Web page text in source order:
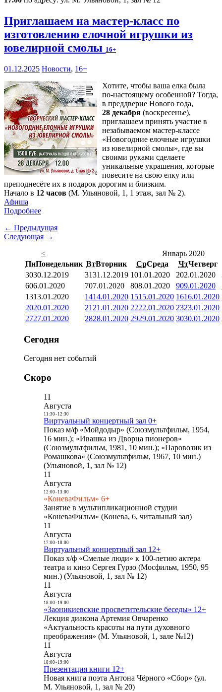
Приглашаем на мастер-класс по
изготовлению елочной игрушки из
ювелирной смолы 16+
01.12.2025 Новости, 16+
Хотите, чтобы ваша елка была
по-настоящему особенной? Тогда,
в преддверие Нового года,
28 декабря (воскресенье),
приглашаем принять участие в
незабываемом мастер-классе
«Новогодние елочные игрушки
из ювелирной смолы», где вы
своими руками сделаете
уникальные украшения, которые
повесите на свою елку или
преподнесёте их в подарок дорогим и близким.
Начало в 12 часов (М. Ульяновой, 1, 1 этаж, зал № 2).
Афиша
Подробнее
← Предыдущая
Следующая →
<
Январь 2020
ПнПонедельник ВтВторник СрСреда ЧтЧетверг
3030.12.2019 3131.12.2019 101.01.2020 202.01.2020
606.01.2020 707.01.2020 808.01.2020 909.01.2020
1313.01.2020 1414.01.2020 1515.01.2020 1616.01.2020
2020.01.2020 21 21.01.2020 2222.01.2020 2323.01.2020
2727.01.2020 2828.01.2020 2929.01.2020 3030.01.2020
Сегодня
Сегодня нет событий
Скоро
11
Августа
11:30- 12:30
Виртуальный концертный зал 0+
Показ м/ф «Мойдодыр» (Союзмультфильм, 1954,
16 мин.); «Ивашка из Дворца пионеров»
(Союзмультфильм, 1981, 10 мин.); «Паровозик из
Ромашкова» (Союзмультфильм, 1967, 10 мин.)
(Ульяновой, 1, зал № 12)
11
Августа
12:00- 13:00
«КоневаФильм» 6+
Занятие в мультипликационной студии
«КоневаФильм» (Конева, 6, читальный зал)
11
Августа
17:00- 18:00
Виртуальный концертный зал 12+
Показ х/ф «Смелые люди» к 100-летию актера
театра и кино Сергея Гурзо (Мосфильм, 1950, 95
мин.) (Ульяновой, 1, зал № 12)
11
Августа
18:00- 19:00
«Заоникиевские просветительские беседы» 12+
Лекция диакона Артемия Овчаренко
«Актуальность красоты на пути духовного
преображения» (М. Ульяновой, 1, зале №12)
11
Августа
18:00- 19:00
Презентация книги 12+
Новая книга поэта Антона Чёрного «Сбор» (ул.
М. Ульяновой, 1, зал № 20)